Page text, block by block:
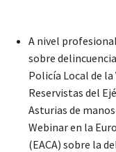
A nivel
sobre
Policía Local de
Reservistas del
Asturias de
Webinar en la
(EACA) sobre la